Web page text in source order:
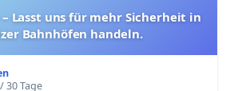
– Lasst uns für mehr Sicherheit in
Bahnhöfen handeln.
30 Tage